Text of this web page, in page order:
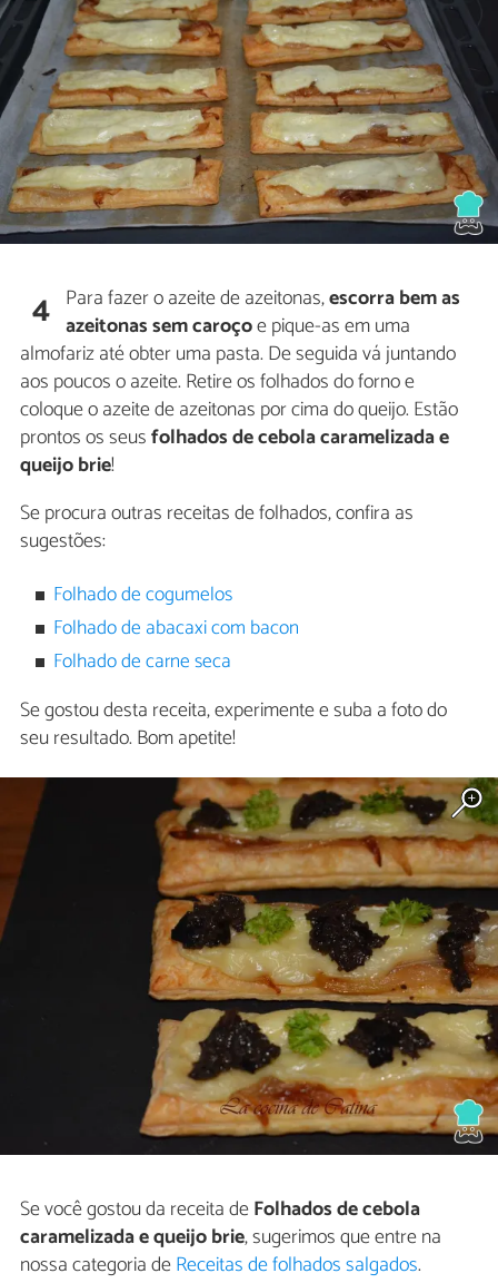
4 Para fazer o azeite de azeitonas,escorra bem as
azeitonas sem caroçoe pique-as em uma
almofariz até obter uma pasta. De seguida vá juntando
aos poucos o azeite. Retire os folhados do forno e
coloque o azeite de azeitonas por cima do queijo. Estão
prontos os seusfolhados de cebola caramelizada e
queijo brie!
Se procura outras receitas de folhados, confira as
sugestões:
Folhado de cogumelos
Folhado de abacaxi com bacon
Folhado de carne seca
Se gostou desta receita, experimente e suba a foto do
seu resultado. Bom apetite!
Se você gostou da receita deFolhados de cebola
caramelizada e queijo brie, sugerimos que entre na
nossa categoria deReceitas de folhados salgados.